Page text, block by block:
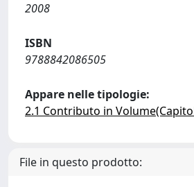
2008
ISBN
9788842086505
Appare nelle tipologie:
2.1 Contributo in
File in questo prodotto: